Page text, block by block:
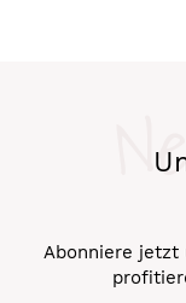
Abonniere jetzt